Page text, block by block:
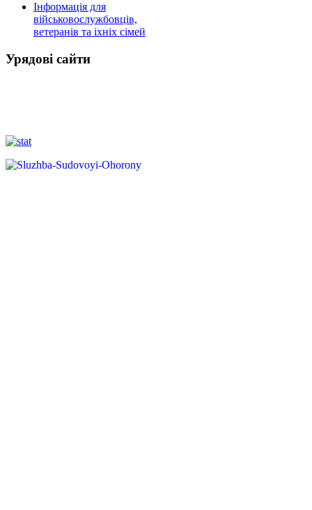
Інформація для
військовослужбовців,
ветеранів та іхніх сімей
Урядові сайти